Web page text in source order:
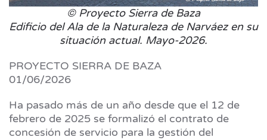
© Proyecto Sierra de Baza
Edificio del Ala de la Naturaleza de Narváez en su
situación actual. Mayo-2026.
PROYECTO SIERRA DE BAZA
01/06/2026
Ha pasado más de un año desde que el 12 de
febrero de 2025 se formalizó el contrato de
concesión de servicio para la gestión del